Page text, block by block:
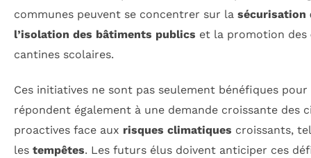
communes peuvent se concentrer sur la sécu­ri­sation
l’isolation des bâtiments publics et la promotion des
cantines scolaires.
Ces initiatives ne sont pas seulement bénéfiques pour
répondent également à une demande croissante des
proactives face aux risques climatiques croissants,
les tempêtes. Les futurs élus doivent anticiper ces